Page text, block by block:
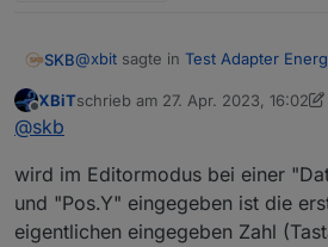
SKB@xbit sagte in Test Adapter
Perfekt, danke für die
Zeichenfehler. Ist behoben und
Offline
XBiTschrieb am 27. Apr. 2023, 16:02
zuletzt editiert von XBiT
@skb
wird im Editormodus bei einer
und "Pos.Y" eingegeben ist die
eigentlichen eingegeben Zahl